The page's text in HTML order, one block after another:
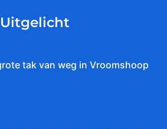
Uitgelicht
tak van weg in Vroomshoop